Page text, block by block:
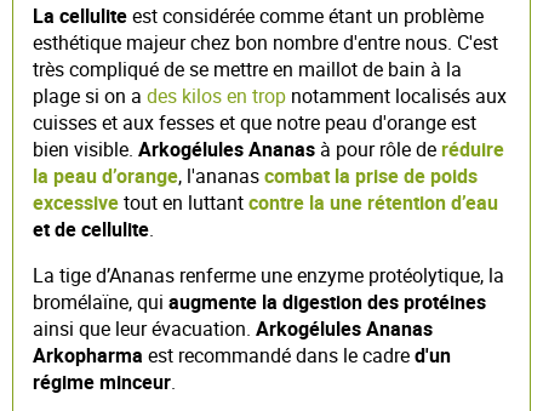
La celluliteest considérée comme étant un problème
esthétique majeur chez bon nombre d'entre nous. C'est
très compliqué de se mettre en maillot de bain à la
plage si on a des kilos en trop notamment localisés aux
cuisses et aux fesses et que notre peau d'orange est
bien visible. Arkogélules Ananas à pour rôle deréduire
la peau d’orange, l'ananascombat la prise de poids
excessivetout en luttantcontre la une rétention d’eau
et de cellulite.
La tige d’Ananas renferme une enzyme protéolytique, la
bromélaïne, qui augmente la digestion des protéines
ainsi que leur évacuation. Arkogélules Ananas
Arkopharma est recommandé dans le cadred'un
régime minceur.